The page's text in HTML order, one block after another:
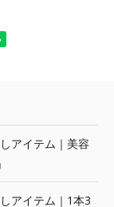
アイテム｜美容
アイテム｜1本3